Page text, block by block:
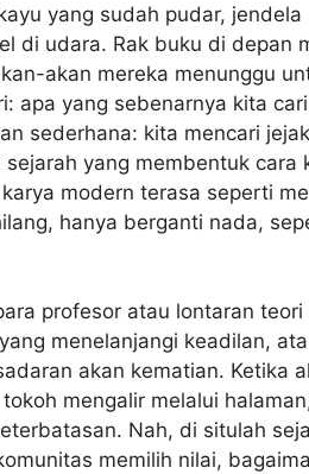
yang sudah pudar,
di udara. Rak buku di depan
akan mereka menunggu
apa yang sebenarnya kita
sederhana: kita mencari
yang membentuk cara
modern terasa seperti
hanya berganti nada,
profesor atau lontaran
menelanjangi keadilan,
akan kematian. Ketika
mengalir melalui
Nah, di situlah
memilih nilai,